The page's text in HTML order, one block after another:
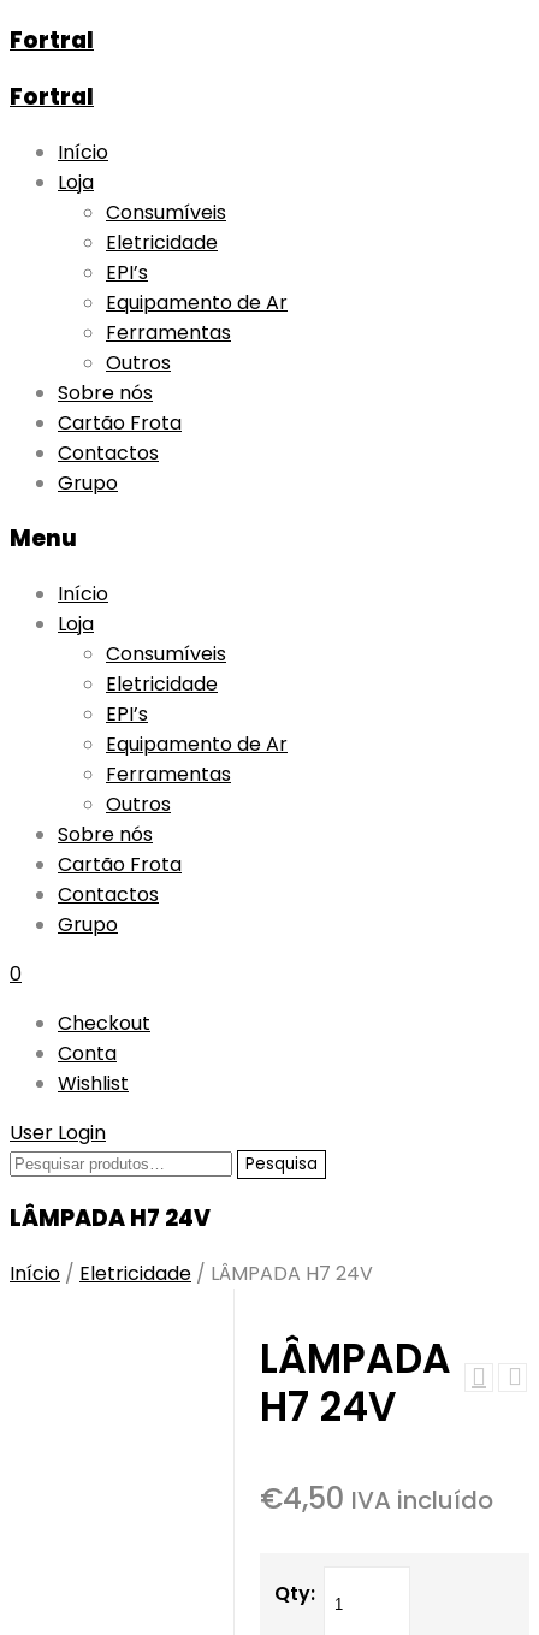
Fortral
Fortral
Skip
content
Início
Loja
Consumíveis
Eletricidade
EPI’s
Equipamento de Ar
Ferramentas
Outros
Sobre nós
Cartão Frota
Contactos
Grupo
Menu
Início
Loja
Consumíveis
Eletricidade
EPI’s
Equipamento de Ar
Ferramentas
Outros
Sobre nós
Cartão Frota
Contactos
Grupo
0
Checkout
Conta
Wishlist
User Login
Pesquisar
Pesquisa
LÂMPADA H7 24V
Início / Eletricidade / LÂMPADA H7 24V
LÂMPADA
H7 24V
€4,50 IVA incluído
Qty: